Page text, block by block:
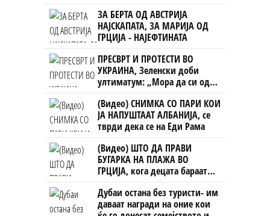
ЗА БЕРТА ОД АВСТРИЈА
НАЈСКАПАТА, ЗА МАРИЈА ОД
ГРЦИЈА - НАЈЕФТИНАТА
ПРЕСВРТ И ПРОТЕСТИ ВО
УКРАИНА, Зеленски доби
ултиматум: „Мора да си оди,
крајниот рок е петок!“
(Видео) СНИМКА СО ПАРИ КОИ
ЈА НАПУШТААТ АЛБАНИЈА, се
тврди дека се на Еди Рама
(Видео) ШТО ДА ПРАВИ
БУГАРКА НА ПЛАЖА ВО
ГРЦИЈА, кога децата бараат
домашно месо
Дубаи остана без туристи- им
даваат награди на оние кои